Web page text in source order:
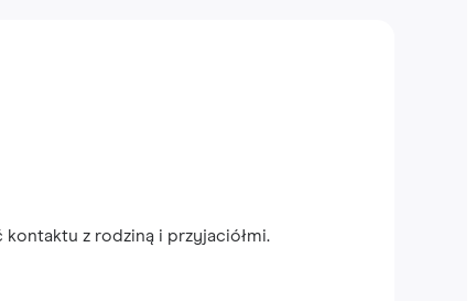
z rodziną i przyjaciółmi.